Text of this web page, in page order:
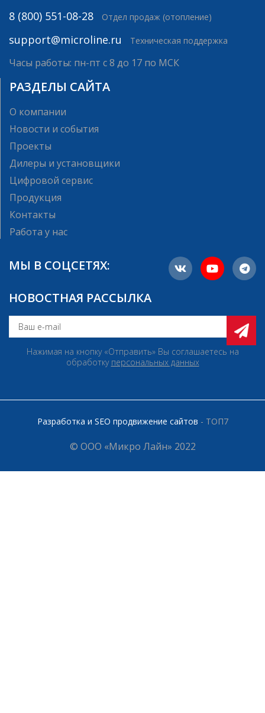
8 (800) 551-08-28 Отдел продаж (отопление)
support@microline.ru Техническая поддержка
Часы работы: пн-пт с 8 до 17 по МСК
РАЗДЕЛЫ САЙТА
О компании
Новости и события
Проекты
Дилеры и установщики
Цифровой сервис
Продукция
Контакты
Работа у нас
МЫ В СОЦСЕТЯХ:
НОВОСТНАЯ РАССЫЛКА
Нажимая на кнопку «Отправить» Вы соглашаетесь на
обработку персональных данных
© ООО «Микро Лайн» 2022
Разработка и SEO продвижение сайтов - ТОП7